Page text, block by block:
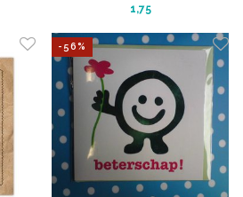
1,75
-56%